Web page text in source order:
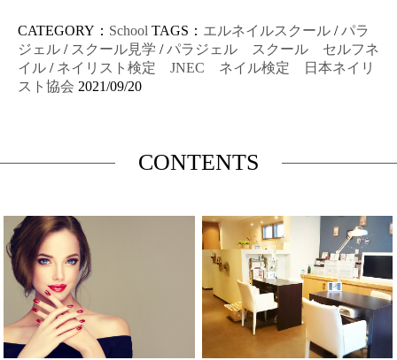
CATEGORY： School TAGS： エルネイルスクール /パラ
ジェル / スクール見学 /パラジェル スクール セルフネ
イル / ネイリスト検定 JNEC ネイル検定 日本ネイリ
スト協会 2021/09/20
CONTENTS